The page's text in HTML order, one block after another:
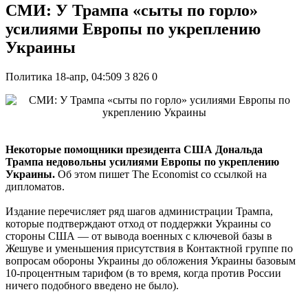
СМИ: У Трампа «сыты по горло»
усилиями Европы по укреплению
Украины
Политика 18-апр, 04:509 3 826 0
Некоторые помощники президента США Дональда
Трампа недовольны усилиями Европы по укреплению
Украины. Об этом пишет The Economist со ссылкой на
дипломатов.
Издание перечисляет ряд шагов администрации Трампа,
которые подтверждают отход от поддержки Украины со
стороны США — от вывода военных с ключевой базы в
Жешуве и уменьшения присутствия в Контактной группе по
вопросам обороны Украины до обложения Украины базовым
10-процентным тарифом (в то время, когда против России
ничего подобного введено не было).